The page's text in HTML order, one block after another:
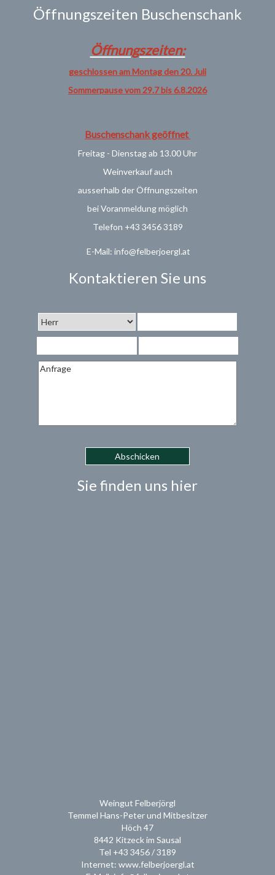
Öffnungszeiten Buschenschank
Öffnungszeiten:
geschlossen am Montag den 20. Juli
Sommerpause vom 29.7 bis 6.8.2026
Buschenschank geöffnet
Freitag - Dienstag ab 13.00 Uhr
Weinverkaufauch
ausserhalb der Öffnungszeiten
bei Voranmeldung möglich
Telefon +43 3456 3189
E-Mail: info@felberjoergl.at
Kontaktieren Sie uns
Sie finden uns hier
Weingut Felberjörgl
Temmel Hans-Peter und Mitbesitzer
Höch 47
8442 Kitzeck im Sausal
Tel +43 3456 / 3189
Internet: www.felberjoergl.at